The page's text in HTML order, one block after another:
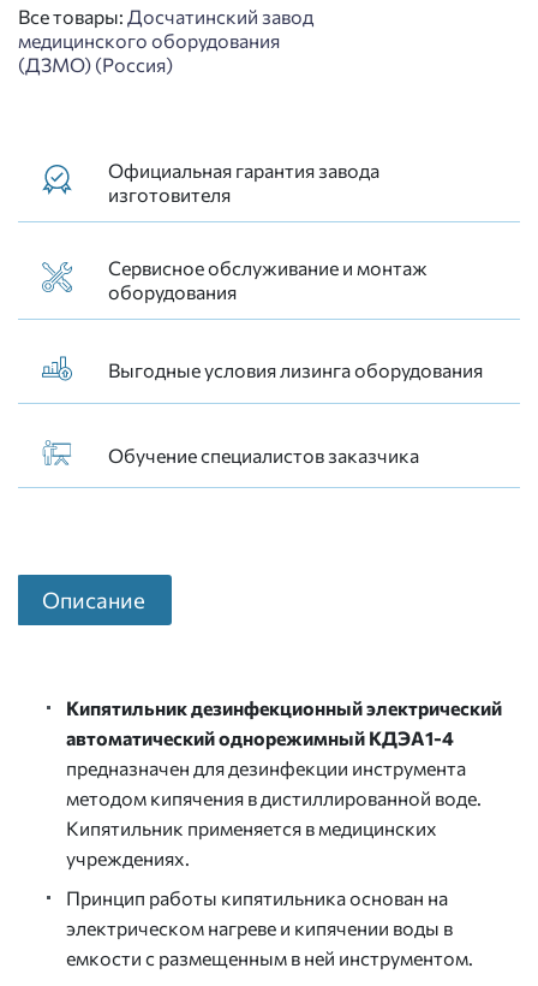
Все товары: Досчатинский завод
медицинского оборудования
(ДЗМО) (Россия)
Официальная гарантия завода
изготовителя
Сервисное обслуживание и монтаж
оборудования
Выгодные условия лизинга оборудования
Обучение специалистов заказчика
Описание
Кипятильник дезинфекционный электрический
автоматический однорежимный КДЭА1-4
предназначен для дезинфекции инструмента
методом кипячения в дистиллированной воде.
Кипятильник применяется в медицинских
учреждениях.
Принцип работы кипятильника основан на
электрическом нагреве и кипячении воды в
емкости с размещенным в ней инструментом.